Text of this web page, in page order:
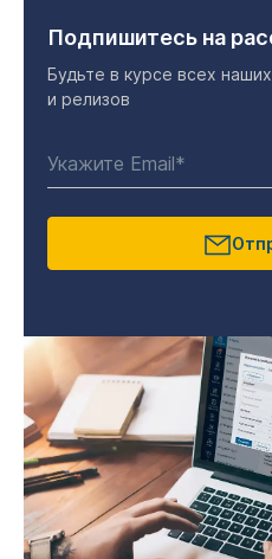
Подпишитесь на
Будьте в курсе всех
и релизов